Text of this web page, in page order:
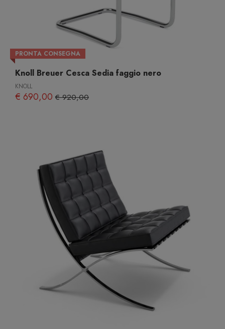
PRONTA CONSEGNA
Knoll Breuer Cesca Sedia faggio nero
KNOLL
€ 690,00 € 920,00